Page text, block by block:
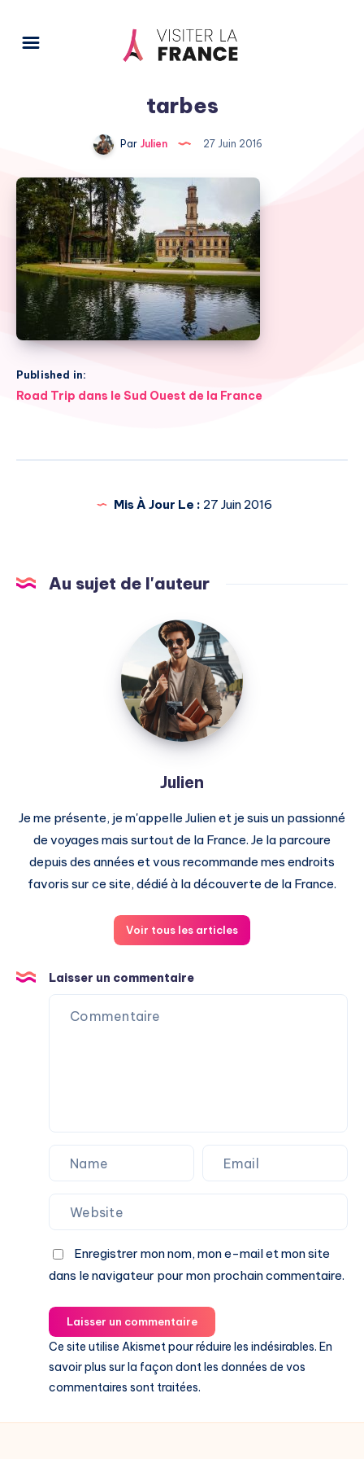
tarbes
Par Julien 27 Juin 2016
Published in:
Navigation
Road Trip dans le Sud Ouest de la France
Mis À Jour Le : 27 Juin 2016
Au sujet de l'auteur
Julien
Julien
Je me présente, je m'appelle Julien et je suis un passionné
de voyages mais surtout de la France. Je la parcoure
depuis des années et vous recommande mes endroits
favoris sur ce site, dédié à la découverte de la France.
Voir tous les articles
Laisser un commentaire
Enregistrer mon nom, mon e-mail et mon site
dans le navigateur pour mon prochain commentaire.
Laisser un commentaire
Ce site utilise Akismet pour réduire les indésirables. En
savoir plus sur la façon dont les données de vos
commentaires sont traitées.